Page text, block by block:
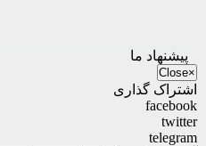
پیشنهاد ما
×
Close
اشتراک گذاری
facebook
twitter
telegram